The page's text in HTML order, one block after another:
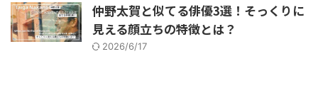
仲野太賀と似てる俳優3選！そっくりに
見える顔立ちの特徴とは？
2026/6/17